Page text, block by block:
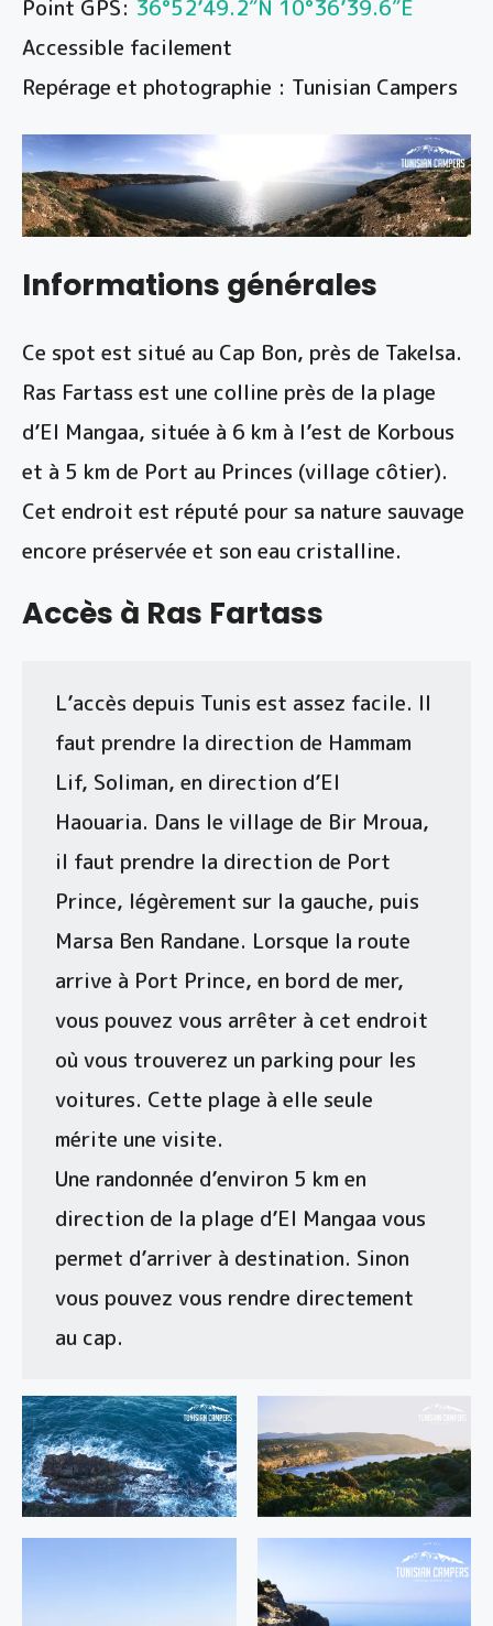
Point GPS: 36°52’49.2″N 10°36’39.6″E
Accessible facilement
Repérage et photographie : Tunisian Campers
Informations générales
Ce spot est situé au Cap Bon, près de Takelsa.
Ras Fartass est une colline près de la plage
d’El Mangaa, située à 6 km à l’est de Korbous
et à 5 km de Port au Princes (village côtier).
Cet endroit est réputé pour sa nature sauvage
encore préservée et son eau cristalline.
Accès à Ras Fartass
L’accès depuis Tunis est assez facile. Il
faut prendre la direction de Hammam
Lif, Soliman, en direction d’El
Haouaria. Dans le village de Bir Mroua,
il faut prendre la direction de Port
Prince, légèrement sur la gauche, puis
Marsa Ben Randane. Lorsque la route
arrive à Port Prince, en bord de mer,
vous pouvez vous arrêter à cet endroit
où vous trouverez un parking pour les
voitures. Cette plage à elle seule
mérite une visite.
Une randonnée d’environ 5 km en
direction de la plage d’El Mangaa vous
permet d’arriver à destination. Sinon
vous pouvez vous rendre directement
au cap.